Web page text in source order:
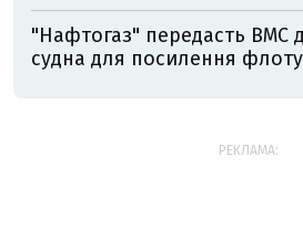
"Нафтогаз" передасть ВМС
судна для посилення флоту
РЕКЛАМА: